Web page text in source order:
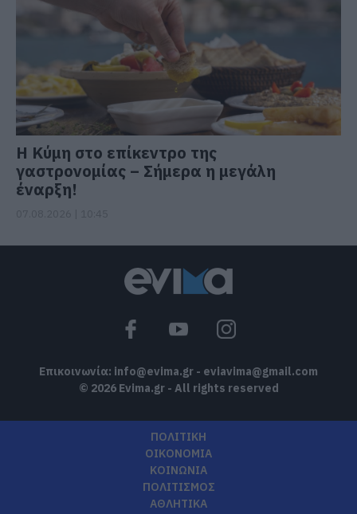
Η Κύμη στο επίκεντρο της
γαστρονομίας – Σήμερα η μεγάλη
έναρξη!
Επικοινωνία: info@evima.gr - eviavima@gmail.com
© 2026 Evima.gr - All rights reserved
ΠΟΛΙΤΙΚΗ
ΟΙΚΟΝΟΜΙΑ
ΚΟΙΝΩΝΙΑ
ΠΟΛΙΤΙΣΜΟΣ
ΑΘΛΗΤΙΚΑ